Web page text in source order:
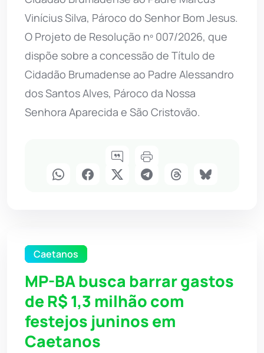
Vinícius Silva, Pároco do Senhor Bom Jesus.
O Projeto de Resolução nº 007/2026, que
dispõe sobre a concessão de Título de
Cidadão Brumadense ao Padre Alessandro
dos Santos Alves, Pároco da Nossa
Senhora Aparecida e São Cristovão.
Caetanos
MP-BA busca barrar gastos
de R$ 1,3 milhão com
festejos juninos em
Caetanos